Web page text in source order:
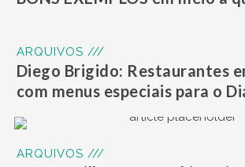
ARQUIVOS ///
Diego Brigido: Restaurantes
com menus especiais para o
ARQUIVOS ///